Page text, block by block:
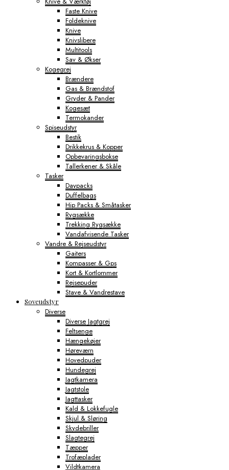
Faste Knive
Foldeknive
Knive
Knivslibere
Multitools
Sav & Økser
Kogegrej
Brændere
Gas & Brændstof
Gryder & Pander
Kogesæt
Termokander
Spiseudstyr
Bestik
Drikkekrus & Kopper
Opbevaringsbokse
Tallerkener & Skåle
Tasker
Daypacks
Duffelbags
Hip Packs & Småtasker
Rygsække
Trekking Rygsække
Vandafvisende Tasker
Vandre & Rejseudstyr
Gaiters
Kompasser & Gps
Kort & Kortlommer
Rejsepuder
Stave & Vandrestave
Soveudstyr
Diverse
Diverse Jagtgrej
Feltsenge
Hængekøjer
Høreværn
Hovedpuder
Hundegrej
Jagtkamera
Jagtstole
Jagttasker
Kald & Lokkefugle
Skjul & Sløring
Skydebriller
Slagtegrej
Tæpper
Trofæplader
Vildtkamera